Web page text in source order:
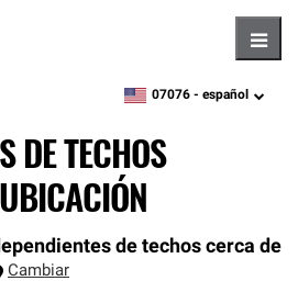
zipcode, language
07076 - español
DE TECHOS
de techos cerca de
Cambiar